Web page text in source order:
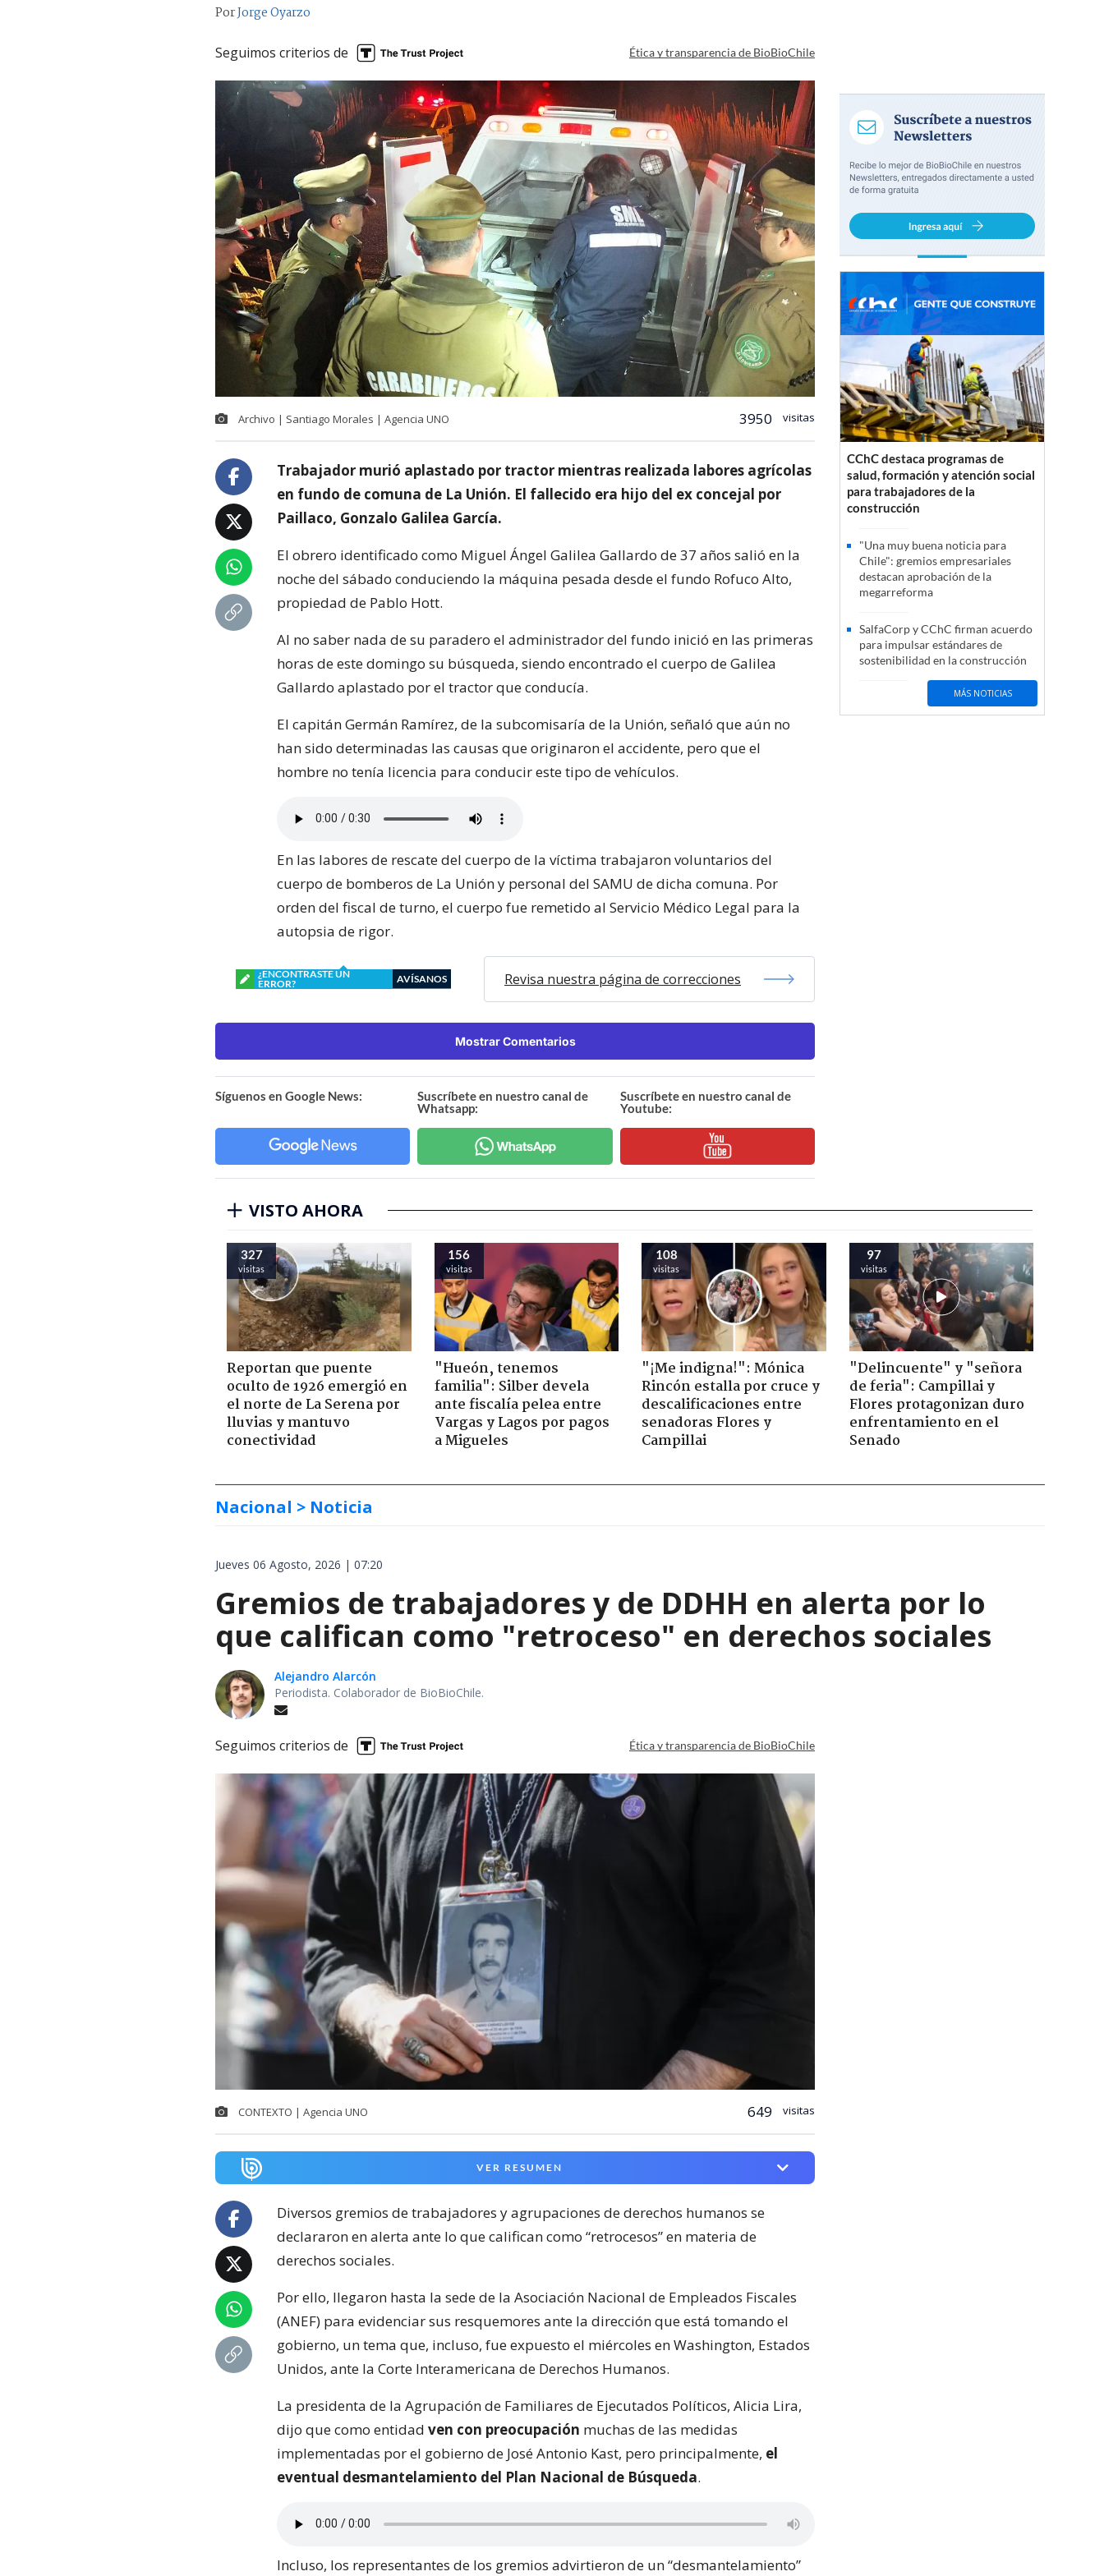
PorJorge Oyarzo
Seguimos criterios de Ética y transparencia de BioBioChile
Archivo | Santiago Morales | Agencia UNO 3950 visitas
Trabajador murió aplastado por tractor mientras realizada labores agrícolas
en fundo de comuna de La Unión. El fallecido era hijo del ex concejal por
Paillaco, Gonzalo Galilea García.
El obrero identificado como Miguel Ángel Galilea Gallardo de 37 años salió en la
noche del sábado conduciendo la máquina pesada desde el fundo Rofuco Alto,
propiedad de Pablo Hott.
Al no saber nada de su paradero el administrador del fundo inició en las primeras
horas de este domingo su búsqueda, siendo encontrado el cuerpo de Galilea
Gallardo aplastado por el tractor que conducía.
El capitán Germán Ramírez, de la subcomisaría de la Unión, señaló que aún no
han sido determinadas las causas que originaron el accidente, pero que el
hombre no tenía licencia para conducir este tipo de vehículos.
En las labores de rescate del cuerpo de la víctima trabajaron voluntarios del
cuerpo de bomberos de La Unión y personal del SAMU de dicha comuna. Por
orden del fiscal de turno, el cuerpo fue remetido al Servicio Médico Legal para la
autopsia de rigor.
¿ENCONTRASTE UN
ERROR?
AVÍSANOS Revisa nuestra página de correcciones
Mostrar Comentarios
Síguenos en Google News:
Suscríbete en nuestro canal de
Whatsapp:
Suscríbete en nuestro canal de
Youtube:
CChC destaca programas de
salud, formación y atención social
para trabajadores de la
construcción
"Una muy buena noticia para
Chile": gremios empresariales
destacan aprobación de la
megarreforma
SalfaCorp y CChC firman acuerdo
para impulsar estándares de
sostenibilidad en la construcción
MÁS NOTICIAS
VISTO AHORA
327
visitas
Reportan que puente
oculto de 1926 emergió en
el norte de La Serena por
lluvias y mantuvo
conectividad
156
visitas
"Hueón, tenemos
familia": Silber devela
ante fiscalía pelea entre
Vargas y Lagos por pagos
a Migueles
108
visitas
"¡Me indigna!": Mónica
Rincón estalla por cruce y
descalificaciones entre
senadoras Flores y
Campillai
97
visitas
"Delincuente" y "señora
de feria": Campillai y
Flores protagonizan duro
enfrentamiento en el
Senado
Nacional > Noticia
Jueves 06 Agosto, 2026 | 07:20
Gremios de trabajadores y de DDHH en alerta por lo
que califican como "retroceso" en derechos sociales
Alejandro Alarcón
Periodista. Colaborador de BioBioChile.
Seguimos criterios de Ética y transparencia de BioBioChile
CONTEXTO | Agencia UNO 649 visitas
VER RESUMEN
Diversos gremios de trabajadores y agrupaciones de derechos humanos se
declararon en alerta ante lo que califican como “retrocesos” en materia de
derechos sociales.
Por ello, llegaron hasta la sede de la Asociación Nacional de Empleados Fiscales
(ANEF) para evidenciar sus resquemores ante la dirección que está tomando el
gobierno, un tema que, incluso, fue expuesto el miércoles en Washington, Estados
Unidos, ante la Corte Interamericana de Derechos Humanos.
La presidenta de la Agrupación de Familiares de Ejecutados Políticos, Alicia Lira,
dijo que como entidad ven con preocupación muchas de las medidas
implementadas por el gobierno de José Antonio Kast, pero principalmente, el
eventual desmantelamiento del Plan Nacional de Búsqueda.
Incluso, los representantes de los gremios advirtieron de un “desmantelamiento”